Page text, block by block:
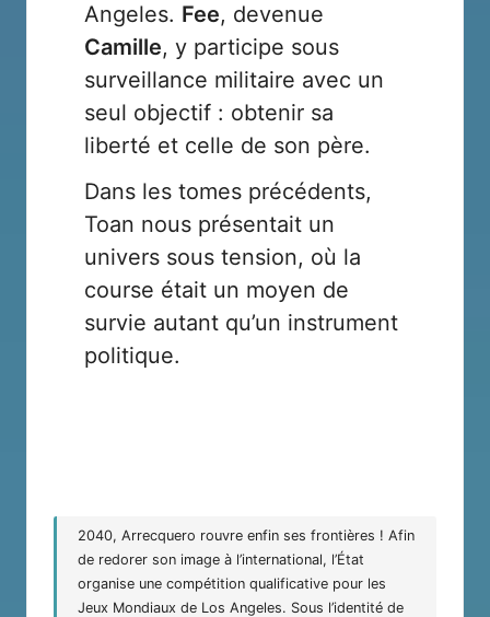
Angeles. Fee, devenue
Camille, y participe sous
surveillance militaire avec un
seul objectif : obtenir sa
liberté et celle de son père.
Dans les tomes précédents,
Toan nous présentait un
univers sous tension, où la
course était un moyen de
survie autant qu’un instrument
politique.
2040, Arrecquero rouvre enfin ses frontières ! Afin
de redorer son image à l’international, l’État
organise une compétition qualificative pour les
Jeux Mondiaux de Los Angeles. Sous l’identité de